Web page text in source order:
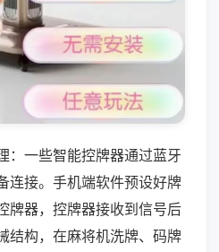
：一些智能控牌器通过蓝牙
连接。手机端软件预设好牌
牌器，控牌器接收到信号后
结构，在麻将机洗牌、码牌